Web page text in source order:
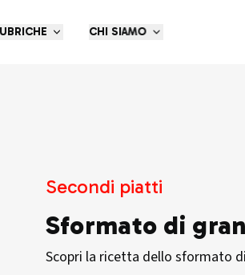
CHI SIAMO
Secondi piatti
Sformato di
Scopri la ricetta dello sformato